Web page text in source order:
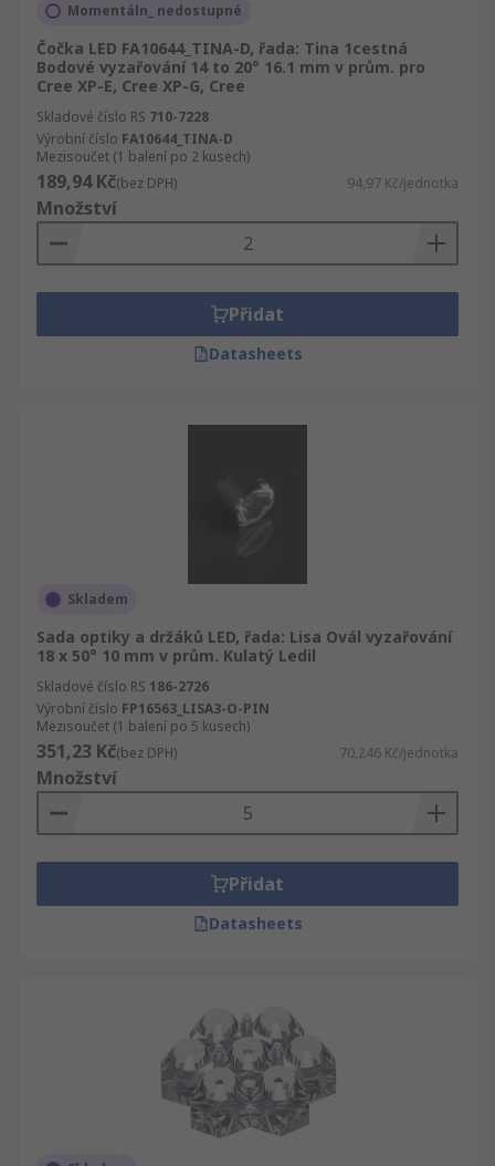
Momentáln_ nedostupné
Čočka LED FA10644_TINA-D, řada: Tina 1cestná
Bodové vyzařování 14 to 20° 16.1 mm v prům. pro
Cree XP-E, Cree XP-G, Cree
Skladové číslo RS 710-7228
Výrobní číslo FA10644_TINA-D
Mezisoučet (1 balení po 2 kusech)
189,94 Kč(bez DPH) 94,97 Kč/jednotka
Množství
Přidat
Datasheets
Skladem
Sada optiky a držáků LED, řada: Lisa Ovál vyzařování
18 x 50° 10 mm v prům. Kulatý Ledil
Skladové číslo RS 186-2726
Výrobní číslo FP16563_LISA3-O-PIN
Mezisoučet (1 balení po 5 kusech)
351,23 Kč(bez DPH) 70,246 Kč/jednotka
Množství
Přidat
Datasheets